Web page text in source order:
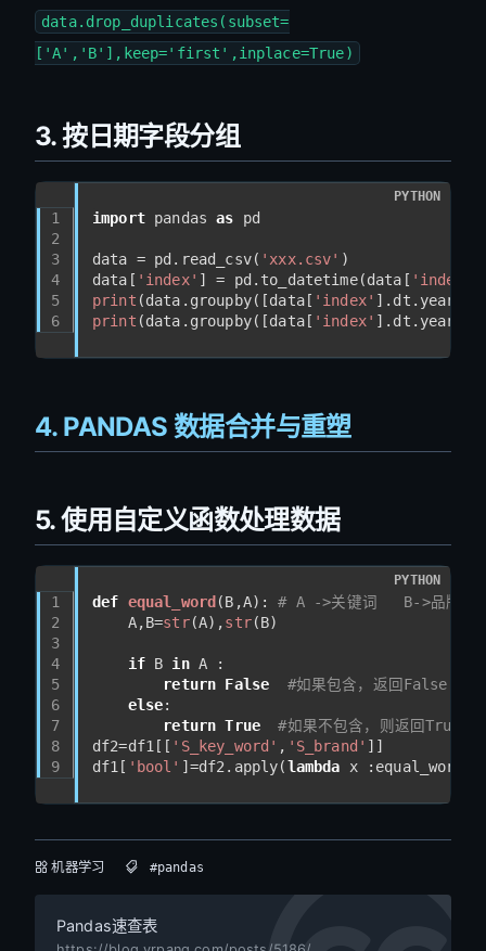
data.drop_duplicates(subset=
['A','B'],keep='first',inplace=True)
3. 按日期字段分组
1
2
3
4
5
6
import pandas as pd
data = pd.read_csv( 'xxx.csv' )
data[ 'index' ] = pd.to_datetime(data[ 'index'
print (data.groupby([data[ 'index' ].dt.year,
print (data.groupby([data[ 'index' ].dt.year,
PYTHON
4. PANDAS 数据合并与重塑
5. 使用自定义函数处理数据
1
2
3
4
5
6
7
8
9
def equal_word (B,A): # A ->关键词   B->品牌词
    A,B=
str(A),str(B)
if B in A :
return False
#如果包含，返回False
else:
return True
#如果不包含，则返回True
df2=df1[[ 'S_key_word' , 'S_brand' ]]
df1[ 'bool' ]=df2.apply(lambda x
PYTHON
机器学习 #pandas
Pandas速查表